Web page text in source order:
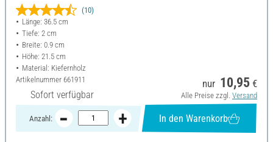
(10)
Länge: 36.5 cm
Tiefe: 2 cm
Breite: 0.9 cm
Höhe: 21.5 cm
Material: Kiefernholz
Artikelnummer 661911
Sofort verfügbar
nur 10,95 €
Alle Preise zzgl. Versand
Anzahl: In den Warenkorb